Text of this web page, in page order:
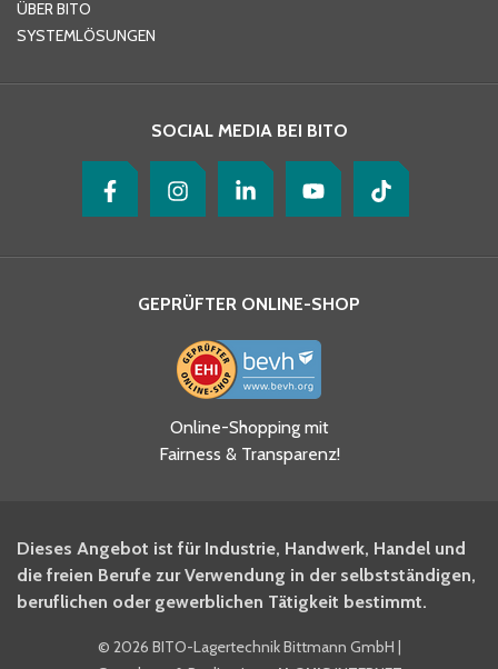
ÜBER BITO
SYSTEMLÖSUNGEN
SOCIAL MEDIA BEI BITO
GEPRÜFTER ONLINE-SHOP
Online-Shopping mit
Fairness & Transparenz!
Dieses Angebot ist für Industrie, Handwerk, Handel und
die freien Berufe zur Verwendung in der selbstständigen,
beruflichen oder gewerblichen Tätigkeit bestimmt.
© 2026 BITO-Lagertechnik Bittmann GmbH |